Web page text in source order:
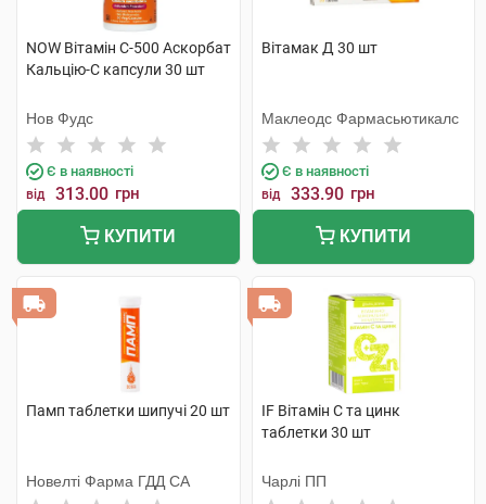
NOW Вітамін С-500 Аскорбат
Кальцію-С капсули 30 шт
Нов Фудс
Є в наявності
від 313.00 грн
КУПИТИ
Вітамак Д 30 шт
Маклеодс Фармасьютикалс
Є в наявності
від 333.90 грн
КУПИТИ
Памп таблетки шипучі 20 шт
Новелті Фарма ГДД СА
IF Вітамін С та цинк
таблетки 30 шт
Чарлі ПП